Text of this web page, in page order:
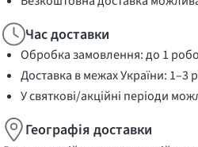
Час доставки
Обробка замовлення: до 1
Доставка в межах України: 1–3
У святкові/акційні періоди
Географія доставки